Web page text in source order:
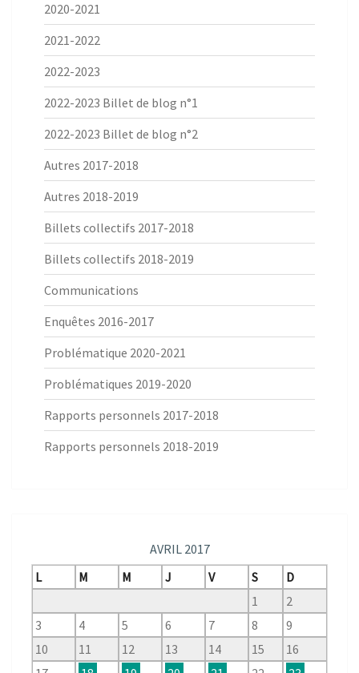
2020-2021
2021-2022
2022-2023
2022-2023 Billet de blog n°1
2022-2023 Billet de blog n°2
Autres 2017-2018
Autres 2018-2019
Billets collectifs 2017-2018
Billets collectifs 2018-2019
Communications
Enquêtes 2016-2017
Problématique 2020-2021
Problématiques 2019-2020
Rapports personnels 2017-2018
Rapports personnels 2018-2019
AVRIL 2017
L
M M J V S
D
1
2
3
4 5 6 7 8
9
10
11 12 13 14 15
16